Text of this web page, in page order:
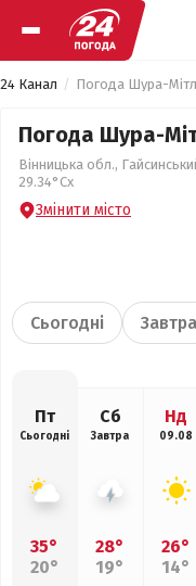
24 Канал Погода Шура-
Погода Шура-
Вінницька обл.,
29.34°Сх
Змінити місто
Сьогодні Завтра
Пт
Сьогодні
35°
20°
Сб
Завтра
28°
19°
Нд
09.08
26°
14°